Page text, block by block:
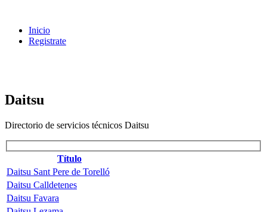
Inicio
Registrate
Daitsu
Directorio de servicios técnicos Daitsu
Título
Daitsu Sant Pere de Torelló
Daitsu Calldetenes
Daitsu Favara